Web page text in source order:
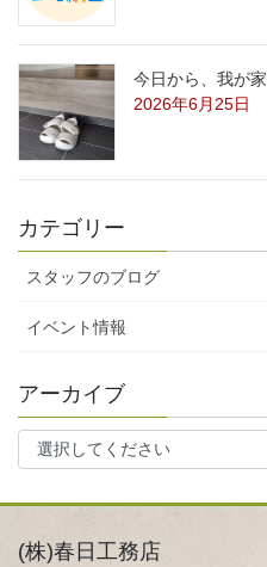
今日から、我が家
2026年6月25日
カテゴリー
スタッフのブログ
イベント情報
アーカイブ
(株)春日工務店